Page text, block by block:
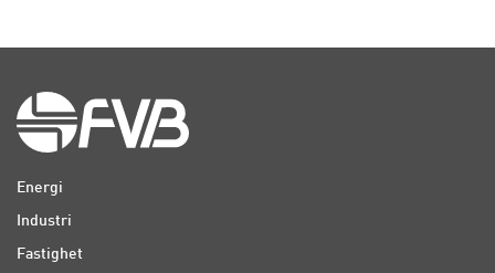
Energi
Industri
Fastighet